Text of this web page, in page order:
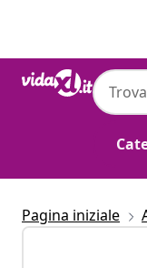
Pagina iniziale